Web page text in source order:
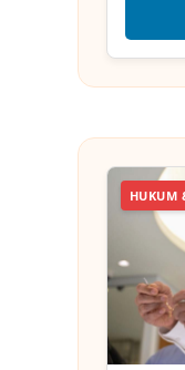
HUKUM